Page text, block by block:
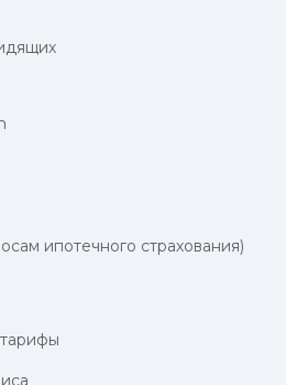
ипотечного страхования)